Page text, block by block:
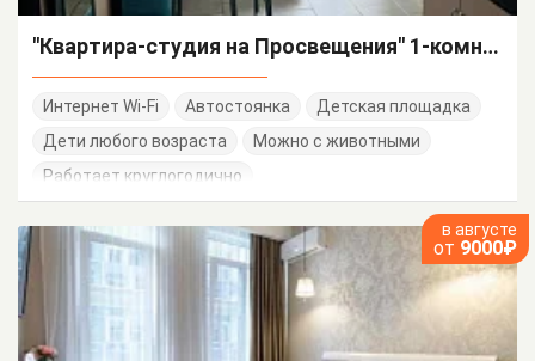
"Квартира-студия на Просвещения" 1-комнатная квартира-студия
Интернет Wi-Fi Автостоянка
Детская площадка
Дети любого возраста
Можно с животными
Работает круглогодично
в августе
от 9000₽